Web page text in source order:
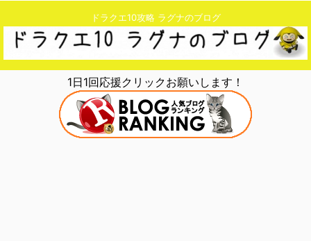
ドラクエ10攻略 ラグナのブログ
1日1回応援クリックお願いします！